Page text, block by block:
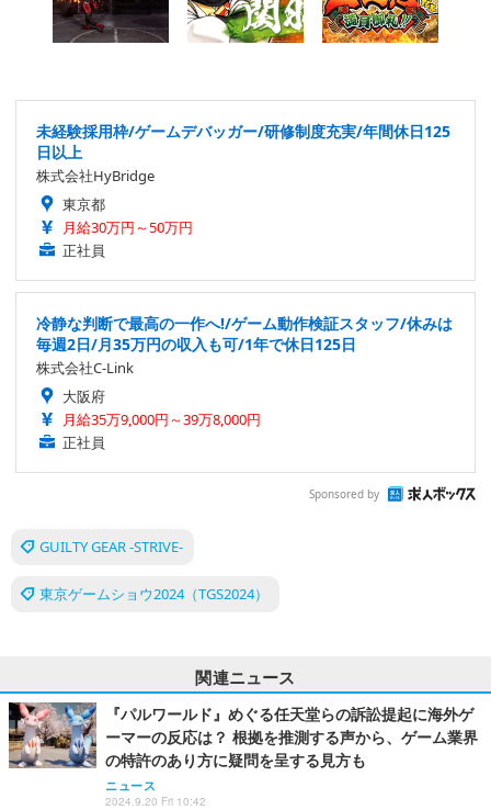
未経験採用枠/ゲームデバッガー/研修制度充実/年間休日125
日以上
株式会社HyBridge
東京都
月給30万円～50万円
正社員
冷静な判断で最高の一作へ!/ゲーム動作検証スタッフ/休みは
毎週2日/月35万円の収入も可/1年で休日125日
株式会社C-Link
大阪府
月給35万9,000円～39万8,000円
正社員
Sponsored by
GUILTY GEAR -STRIVE-
東京ゲームショウ2024（TGS2024）
関連ニュース
『パルワールド』めぐる任天堂らの訴訟提起に海外ゲ
ーマーの反応は？ 根拠を推測する声から、ゲーム業界
の特許のあり方に疑問を呈する見方も
ニュース
2024.9.20 Fri 10:42